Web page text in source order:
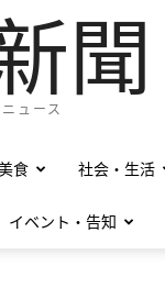
聞
ュース
食 社会・生活
イベント・告知